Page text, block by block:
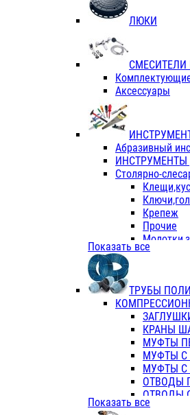
ЛЮКИ
Аксессуары
Абразивный
ИНСТРУМЕНТЫ
Столярно-
Крепеж
Прочие
Отвертки
Хоз. инвентарь
ЭЛ.
Показать все
ТРУБЫ
КРАНЫ
МУФТЫ
МУФТЫ С
МУФТЫ С
ОТВОДЫ
ОТВОДЫ
ОТВОДЫ
Показать все